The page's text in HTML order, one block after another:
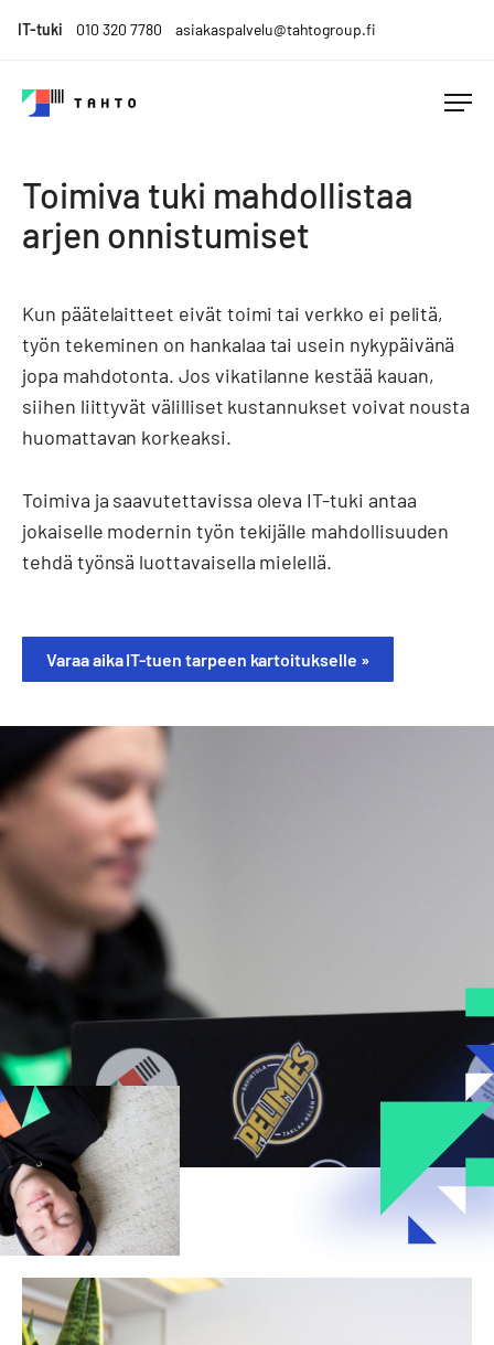
toIT-tuki 010 320 7780 asiakaspalvelu@tahtogroup.fi
Tahto
keskellä.
Tahdo
parempaa.
Toimiva tuki mahdollistaa
arjen onnistumiset
Kun päätelaitteet eivät toimi tai verkko ei pelitä,
työn tekeminen on hankalaa tai usein nykypäivänä
jopa mahdotonta. Jos vikatilanne kestää kauan,
siihen liittyvät välilliset kustannukset voivat nousta
huomattavan korkeaksi.
Toimiva ja saavutettavissa oleva IT-tuki antaa
jokaiselle modernin työn tekijälle mahdollisuuden
tehdä työnsä luottavaisella mielellä.
Varaa aika IT-tuen tarpeen kartoitukselle »